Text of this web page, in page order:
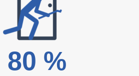
80 %